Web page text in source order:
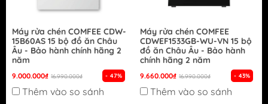
Máy rửa chén COMFEE CDW-
15B60AS 15 bộ đồ ăn Châu
Âu - Bảo hành chính hãng 2
năm
9.000.000₫ 16.990.000₫ - 47%
Thêm vào so sánh
Máy rửa chén COMFEE
CDWEF1533GB-WU-VN 15 bộ
đồ ăn Châu Âu - Bảo hành
chính hãng 2 năm
9.660.000₫ 16.990.000₫ - 43%
Thêm vào so sánh